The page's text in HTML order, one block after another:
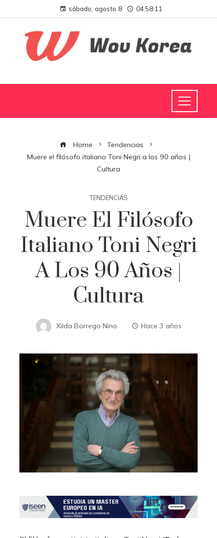
sábado, agosto 8 04:58:12
Home
Tendencias
Muere el filósofo italiano Toni Negri a los 90 años |
Cultura
TENDENCIAS
Muere El Filósofo
Italiano Toni Negri
A Los 90 Años |
Cultura
Xilda Borrego Nino Hace 3 años